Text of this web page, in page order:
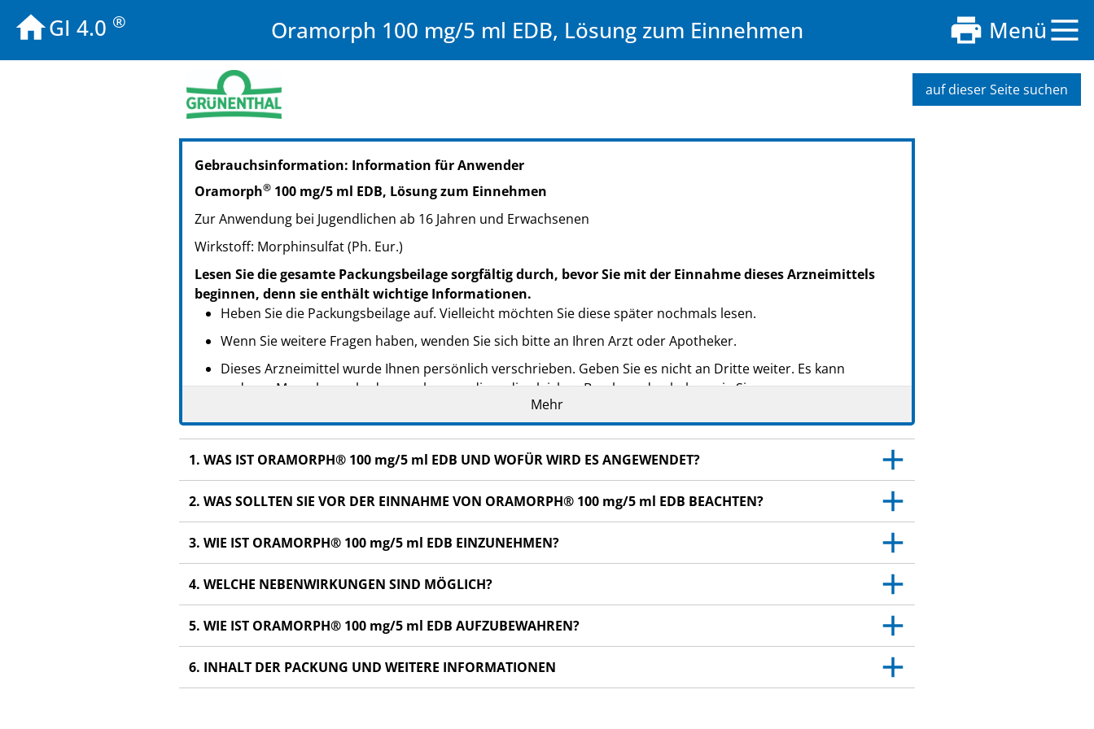
GI 4.0 ® Oramorph 100 mg/5 ml EDB, Lösung zum Einnehmen Menü
auf dieser Seite suchen
PZN: 03905121
PPN: 110390512173
Gebrauchsinformation: Information für Anwender
Oramorph® 100 mg/5 ml EDB, Lösung zum Einnehmen
Zur Anwendung bei Jugendlichen ab 16 Jahren und Erwachsenen
Wirkstoff: Morphinsulfat (Ph. Eur.)
Lesen Sie die gesamte Packungsbeilage sorgfältig durch, bevor Sie mit der Einnahme dieses Arzneimittels
beginnen, denn sie enthält wichtige Informationen.
Heben Sie die Packungsbeilage auf. Vielleicht möchten Sie diese später nochmals lesen.
Wenn Sie weitere Fragen haben, wenden Sie sich bitte an Ihren Arzt oder Apotheker.
Dieses Arzneimittel wurde Ihnen persönlich verschrieben. Geben Sie es nicht an Dritte weiter. Es kann
anderen Menschen schaden, auch wenn diese die gleichen Beschwerden haben wie Sie.
wirkungen, die nicht in dieser Packungsbeilage angegeben sind. Siehe Abschnitt 4.
Mehr
1. WAS IST ORAMORPH® 100 mg/5 ml EDB UND WOFÜR WIRD ES ANGE­WENDET?
2. WAS SOLLTEN SIE VOR DER EINNAHME VON ORAMORPH® 100 mg/5 ml EDB BEACHTEN?
3. WIE IST ORAMORPH® 100 mg/5 ml EDB EINZUNEHMEN?
4. WELCHE NEBENWIRKUNGEN SIND MÖGLICH?
5. WIE IST ORAMORPH® 100 mg/5 ml EDB AUFZUBEWAHREN?
6. INHALT DER PACKUNG UND WEITERE INFORMATIONEN